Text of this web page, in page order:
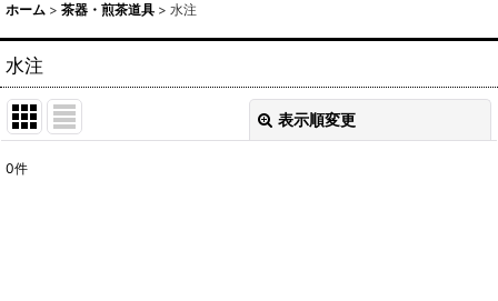
ホーム > 茶器・煎茶道具 > 水注
水注
表示順変更
0件